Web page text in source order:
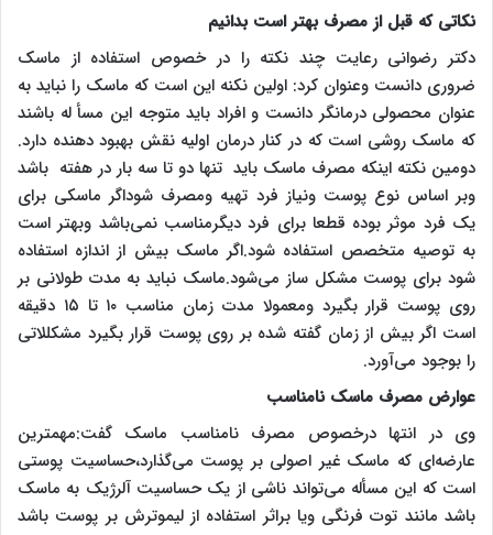
نکاتی که قبل از مصرف بهتر است بدانیم
دکتر رضوانی رعایت چند نکته را در خصوص استفاده از ماسک
ضروری دانست وعنوان کرد: اولین نکنه این است که ماسک را نباید به
عنوان محصولی درمانگر دانست و افراد باید متوجه این مسأ له باشند
که ماسک روشی است که در کنار درمان اولیه نقش بهبود دهنده دارد.
دومین نکته اینکه مصرف ماسک باید تنها دو تا سه بار در هفته باشد
وبر اساس نوع پوست ونیاز فرد تهیه ومصرف شوداگر ماسکی برای
یک فرد موثر بوده قطعا برای فرد دیگرمناسب نمی‌باشد وبهتر است
به توصیه متخصص استفاده شود.اگر ماسک بیش از اندازه استفاده
شود برای پوست مشکل ساز می‌شود.ماسک نباید به مدت طولانی بر
روی پوست قرار بگیرد ومعمولا مدت زمان مناسب ۱۰ تا ۱۵ دقیقه
است اگر بیش از زمان گفته شده بر روی پوست قرار بگیرد مشکللاتی
را بوجود می‌آورد.
عوارض مصرف ماسک نامناسب
وی در انتها درخصوص مصرف نامناسب ماسک گفت:مهمترین
عارضه‌ای که ماسک غیر اصولی بر پوست می‌گذارد،حساسیت پوستی
است که این مسأله می‌تواند ناشی از یک حساسیت آلرژیک به ماسک
باشد مانند توت فرنگی ویا براثر استفاده از لیموترش بر پوست باشد